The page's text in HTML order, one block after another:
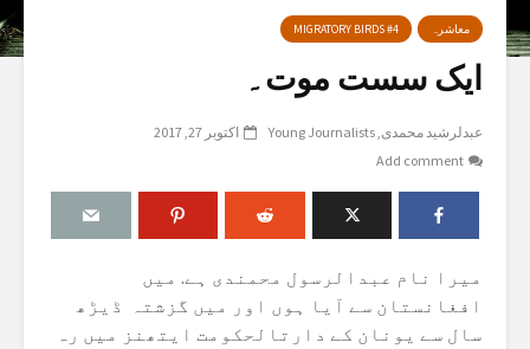
معاشرہ MIGRATORY BIRDS #4
ایک سست موت۔
عبدلرشید محمدی Young Journalists
اکتوبر 27, 2017
Add comment
میرا نام عبدالرسول محمندی ہے. میں
افغانستان سے آیا ہوں اور میں گزشتہ ڈیڑھ
سال سے یونان کے دارتالحکومت ایتھنز میں رہ